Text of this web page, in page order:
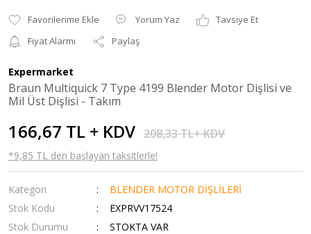
Yorum Yaz
Tavsiye Et
Fiyat Alarmı
Paylaş
Expermarket
Braun Multiquick 7 Type 4199 Blender Motor Dişlisi ve
Mil Üst Dişlisi - Takım
166,67 TL + KDV 208,33 TL+ KDV
*9,85 TL den başlayan taksitlerle!
Kategori
BLENDER MOTOR DİŞLİLERİ
Stok Kodu
EXPRVV17524
Stok Durumu
STOKTA VAR